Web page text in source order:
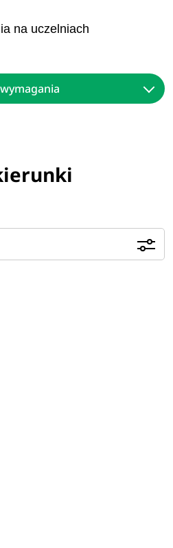
na uczelniach